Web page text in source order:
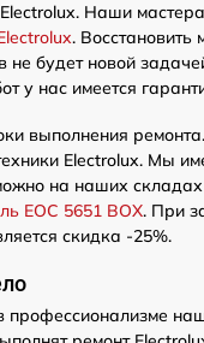
Наши
. Восстановить
не будет новой
у нас имеется
выполнения
Electrolux. Мы
на наших складах
EOC 5651 BOX. При
скидка -25%.
профессионализме